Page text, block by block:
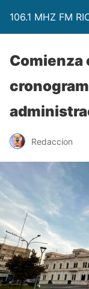
106.1 MHZ FM
Comienza
Redaccion